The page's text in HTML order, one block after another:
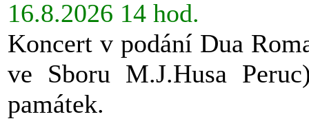
16.8.2026 14 hod.
Koncert v podání Dua
ve Sboru M.J.Husa
památek.